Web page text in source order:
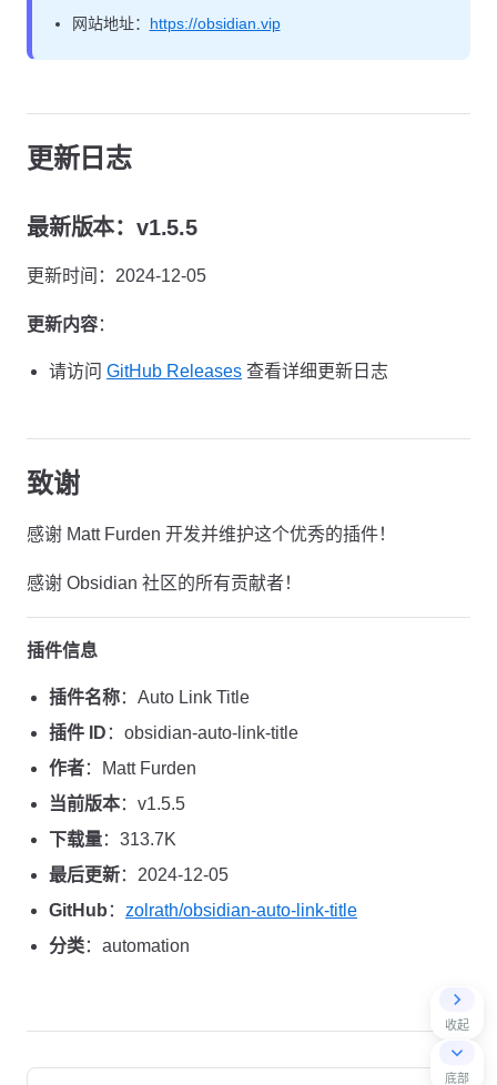
收起
底部
网站地址： https://obsidian.vip
更新日志
最新版本：v1.5.5
更新时间：2024-12-05
更新内容：
请访问 GitHub Releases 查看详细更新日志
致谢
感谢 Matt Furden 开发并维护这个优秀的插件！
感谢 Obsidian 社区的所有贡献者！
插件信息
插件名称：Auto Link Title
插件 ID ：obsidian-auto-link-title
作者：Matt Furden
当前版本：v1.5.5
下载量：313.7K
最后更新：2024-12-05
GitHub ： zolrath/obsidian-auto-link-title
分类：automation
Pager